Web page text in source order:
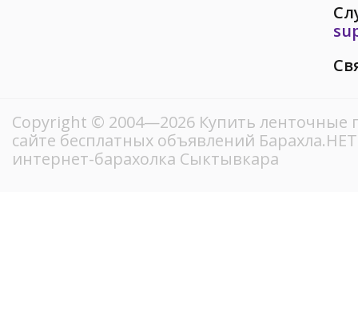
Copyright © 2004—2026 Купить ленточные
сайте бесплатных объявлений
интернет-барахолка Сыктывкара